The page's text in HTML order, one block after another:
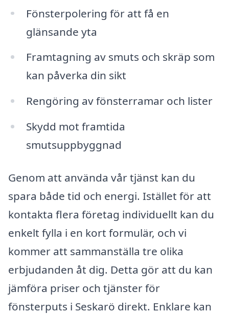
Fönsterpolering för att få en
glänsande yta
Framtagning av smuts och skräp som
kan påverka din sikt
Rengöring av fönsterramar och lister
Skydd mot framtida
smutsuppbyggnad
Genom att använda vår tjänst kan du
spara både tid och energi. Istället för att
kontakta flera företag individuellt kan du
enkelt fylla i en kort formulär, och vi
kommer att sammanställa tre olika
erbjudanden åt dig. Detta gör att du kan
jämföra priser och tjänster för
fönsterputs i Seskarö direkt. Enklare kan